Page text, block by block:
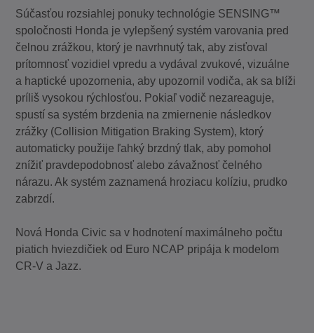
Súčasťou rozsiahlej ponuky technológie SENSING™
spoločnosti Honda je vylepšený systém varovania pred
čelnou zrážkou, ktorý je navrhnutý tak, aby zisťoval
prítomnosť vozidiel vpredu a vydával zvukové, vizuálne
a haptické upozornenia, aby upozornil vodiča, ak sa blíži
príliš vysokou rýchlosťou. Pokiaľ vodič nezareaguje,
spustí sa systém brzdenia na zmiernenie následkov
zrážky (Collision Mitigation Braking System), ktorý
automaticky použije ľahký brzdný tlak, aby pomohol
znížiť pravdepodobnosť alebo závažnosť čelného
nárazu. Ak systém zaznamená hroziacu kolíziu, prudko
zabrzdí.
Nová Honda Civic sa v hodnotení maximálneho počtu
piatich hviezdičiek od Euro NCAP pripája k modelom
CR-V a Jazz.